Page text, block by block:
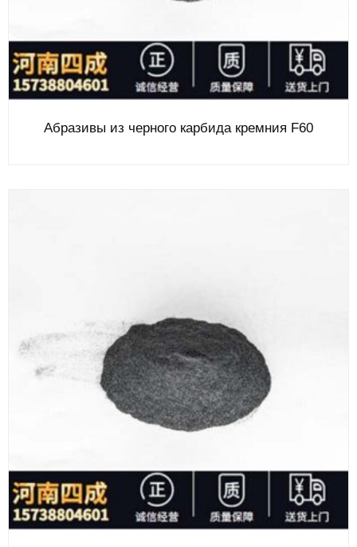
Абразивы из черного карбида кремния F60